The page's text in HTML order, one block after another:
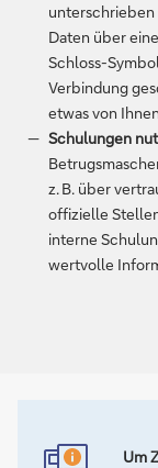
unterschrieben
Daten über
Schloss-
Verbindung
etwas von
Schulungen
z. B. über
offizielle
interne
wertvolle
Um